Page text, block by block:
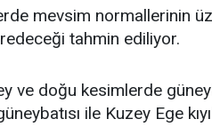
mevsim normallerinin
tahmin ediliyor.
ve doğu kesimlerde
ile Kuzey Ege